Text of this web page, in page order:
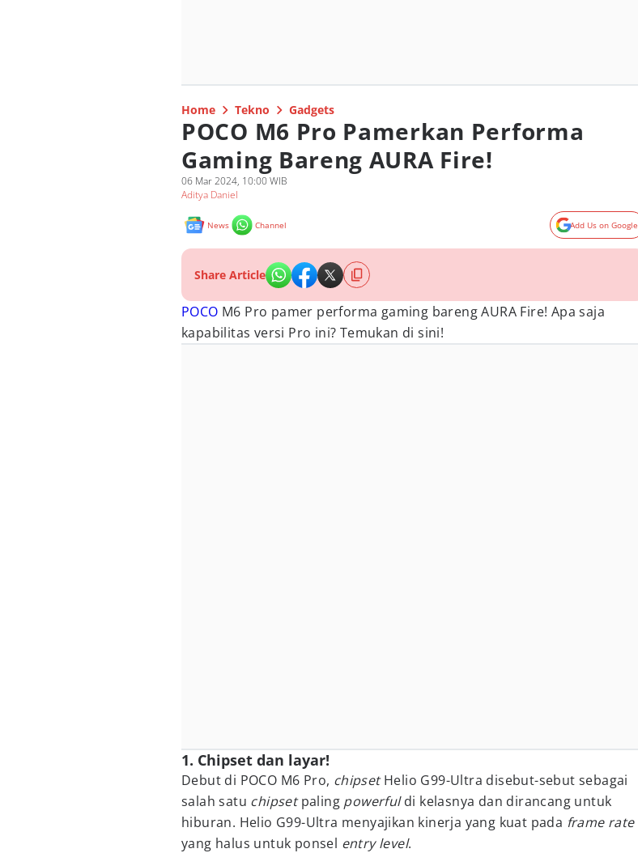
Home Tekno Gadgets
POCO M6 Pro Pamerkan Performa
Gaming Bareng AURA Fire!
06 Mar 2024, 10:00 WIB
Aditya Daniel
News Channel Add Us on Google
Share Article
POCO M6 Pro pamer performa gaming bareng AURA Fire! Apa saja
kapabilitas versi Pro ini? Temukan di sini!
1. Chipset dan layar!
Debut di POCO M6 Pro, chipsetHelio G99-Ultra disebut-sebut sebagai
salah satu chipsetpaling powerfuldi kelasnya dan dirancang untuk
hiburan. Helio G99-Ultra menyajikan kinerja yang kuat pada frame rate
yang halus untuk ponsel entry level.